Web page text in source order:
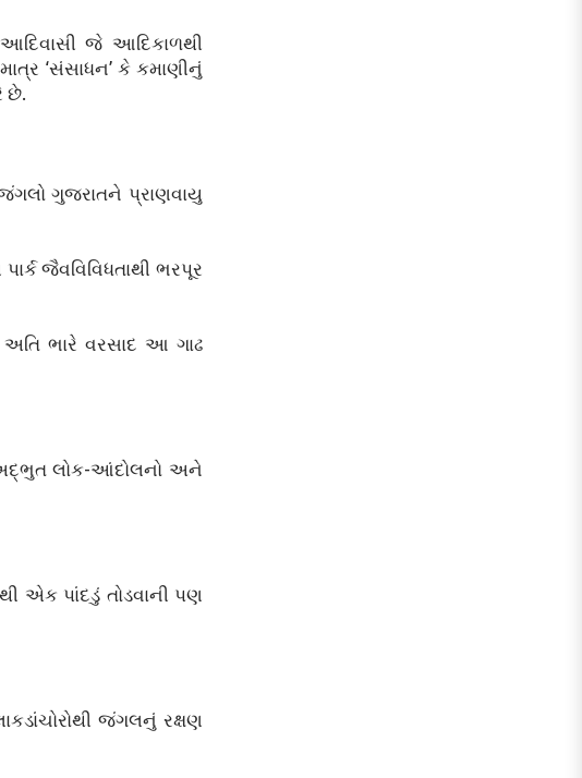
જે આદિકાળથી
‘સંસાધન’ કે કમાણીનું
છે.
ગુજરાતને પ્રાણવાયુ
જૈવવિવિધતાથી ભરપૂર
અતિ ભારે વરસાદ આ ગાઢ
લોક-આંદોલનો અને
એક પાંદડું તોડવાની પણ
જંગલનું રક્ષણ